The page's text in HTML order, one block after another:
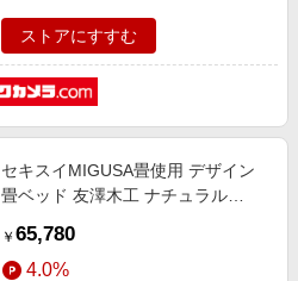
ストアにすすむ
セキスイMIGUSA畳使用 デザイン
畳ベッド 友澤木工 ナチュラル
ズ]
￥ 65,780
4.0%